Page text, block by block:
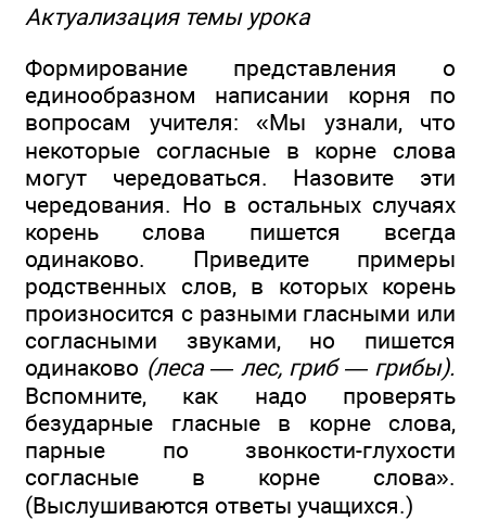
Актуализация темы урока
Формирование представления о
единообразном написании корня по
вопросам учителя: «Мы узнали, что
некоторые согласные в корне слова
могут чередоваться. Назовите эти
чередования. Но в остальных случаях
корень слова пишется всегда
одинаково. Приведите примеры
родственных слов, в которых корень
произносится с разными гласными или
согласными звуками, но пишется
одинаково (леса — лес, гриб — грибы).
Вспомните, как надо проверять
безударные гласные в корне слова,
парные по звонкости-глухости
согласные в корне слова».
(Выслушиваются ответы учащихся.)